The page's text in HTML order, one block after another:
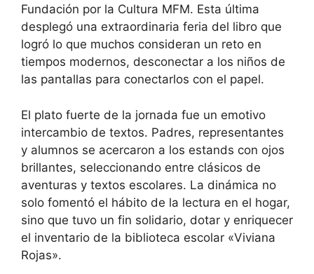
Fundación por la Cultura MFM. Esta última
desplegó una extraordinaria feria del libro que
logró lo que muchos consideran un reto en
tiempos modernos, desconectar a los niños de
las pantallas para conectarlos con el papel.
​El plato fuerte de la jornada fue un emotivo
intercambio de textos. Padres, representantes
y alumnos se acercaron a los estands con ojos
brillantes, seleccionando entre clásicos de
aventuras y textos escolares. La dinámica no
solo fomentó el hábito de la lectura en el hogar,
sino que tuvo un fin solidario, dotar y enriquecer
el inventario de la biblioteca escolar «Viviana
Rojas».